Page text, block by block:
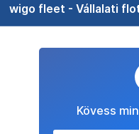
wigo fleet - Vállalati
Kövess